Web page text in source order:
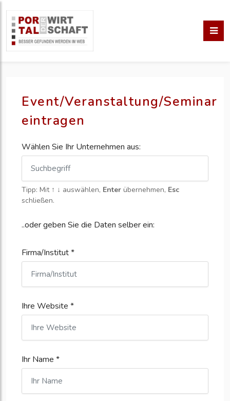
Event/Veranstaltung/Seminar
eintragen
Wählen Sie Ihr Unternehmen aus:
Tipp: Mit ↑ ↓ auswählen, Enter übernehmen, Esc
schließen.
..oder geben Sie die Daten selber ein:
Firma/Institut *
Ihre Website *
Ihr Name *